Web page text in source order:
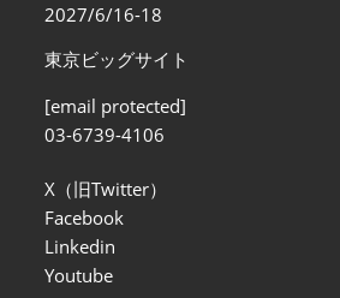
2027/6/16-18
東京ビッグサイト
[email protected]
03-6739-4106
X（旧Twitter）
Facebook
Linkedin
Youtube